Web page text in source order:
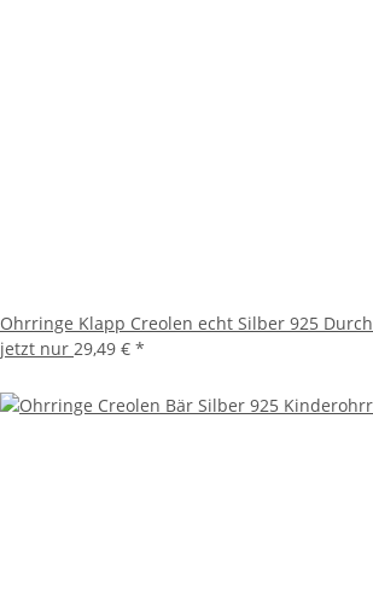
Ohrringe Klapp Creolen echt Silber 925
jetzt nur 29,49 € *